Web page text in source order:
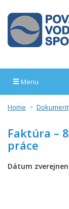
Menu
Home
Faktúra –
práce
Dátum